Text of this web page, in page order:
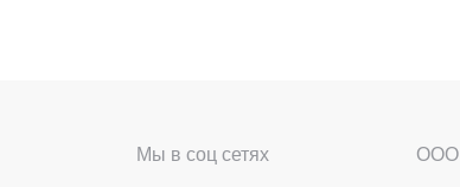
Мы в соц сетях ООО